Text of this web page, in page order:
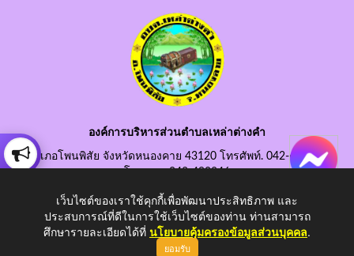
องค์การบริหารส่วนตำบลเหล่าต่างคำ
อำเภอโพนพิสัย จังหวัดหนองคาย 43120 โทรศัพท์. 042-490845
โทรสาร. 042-490846
อีเมลกลาง. saraban@laotangkham.go.th
เว็บไซต์ของเราใช้คุกกี้เพื่อพัฒนาประสิทธิภาพ และ
ประสบการณ์ที่ดีในการใช้เว็บไซต์ของท่าน ท่านสามารถ
ศึกษารายละเอียดได้ที่ นโยบายคุ้มครองข้อมูลส่วนบุคคล.
ยอมรับ